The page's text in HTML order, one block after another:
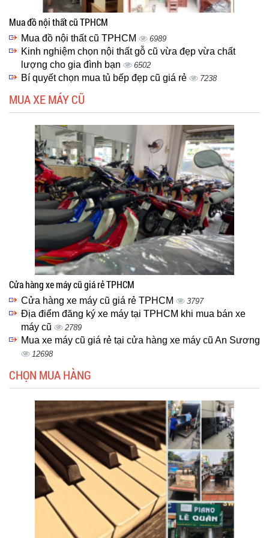
Mua đồ nội thất cũ TPHCM
Mua đồ nội thất cũ TPHCM 6989
Kinh nghiệm chọn nội thất gỗ cũ vừa đẹp vừa chất
lượng cho gia đình bạn
6502
Bí quyết chọn mua tủ bếp đẹp cũ giá rẻ 7238
MUA XE MÁY CŨ
Cửa hàng xe máy cũ giá rẻ TPHCM
Cửa hàng xe máy cũ giá rẻ TPHCM 3797
Địa điểm đăng ký xe máy tại TPHCM khi mua bán xe
máy cũ
2789
Mua xe máy cũ giá rẻ tại cửa hàng xe máy cũ An Sương
12698
CHỌN MUA HÀNG